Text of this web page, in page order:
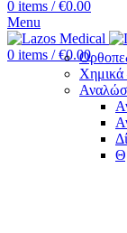
0 items / €0.00
Menu
0 items / €0.00
Χημικά